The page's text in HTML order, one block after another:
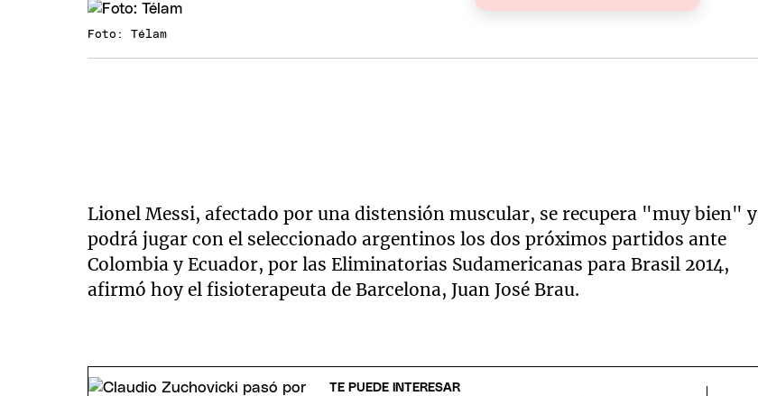
Foto: Télam
Lionel Messi, afectado por una distensión muscular, se recupera "muy bien" y
podrá jugar con el seleccionado argentinos los dos próximos partidos ante
Colombia y Ecuador, por las Eliminatorias Sudamericanas para Brasil 2014,
afirmó hoy el fisioterapeuta de Barcelona, Juan José Brau.
TE PUEDE INTERESAR